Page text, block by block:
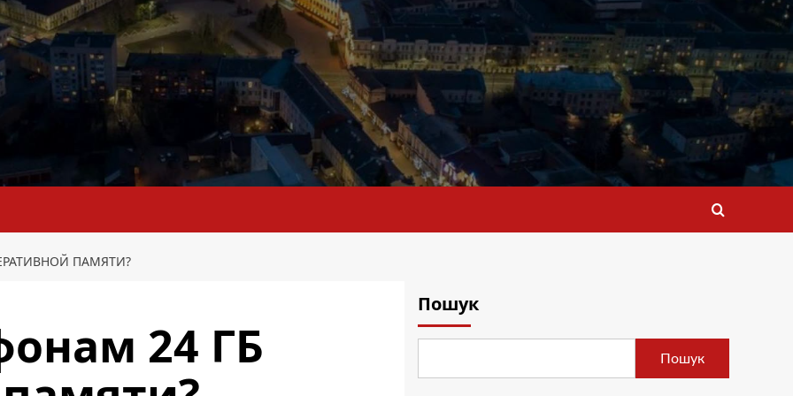
ПАМЯТИ?
24 ГБ
Пошук
Пошук